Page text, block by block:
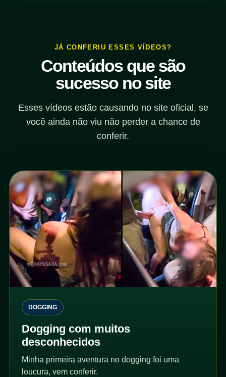
JÁ CONFERIU ESSES VÍDEOS?
Conteúdos que são
sucesso no site
Esses vídeos estão causando no site oficial, se
você ainda não viu não perder a chance de
conferir.
DOGGING
Dogging com muitos
desconhecidos
Minha primeira aventura no dogging foi uma
loucura, vem conferir.